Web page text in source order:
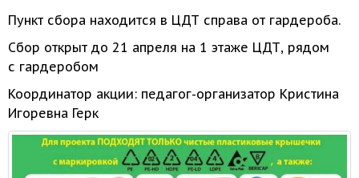
Пункт сбора находится в ЦДТ справа от гардероба.
Сбор открыт до 21 апреля на 1 этаже ЦДТ, рядом
с гардеробом
Координатор акции: педагог-организатор Кристина
Игоревна Герк